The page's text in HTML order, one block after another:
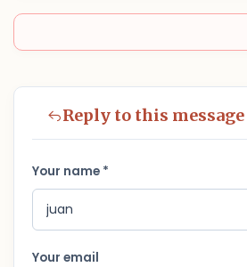
Reply to this message
Your name *
Your email